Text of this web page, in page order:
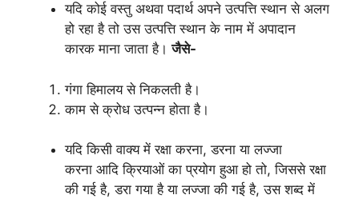
यदि कोई वस्तु अथवा पदार्थ अपने उत्पत्ति स्थान से अलग
हो रहा है तो उस उत्पत्ति स्थान के नाम में अपादान
कारक माना जाता है।जैसे-
गंगा हिमालय से निकलती है।
काम से क्रोध उत्पन्न होता है।
यदि किसी वाक्य में रक्षा करना, डरना या लज्जा
करना आदि क्रियाओं का प्रयोग हुआ हो तो, जिससे रक्षा
की गई है, डरा गया है या लज्जा की गई है, उस शब्द में